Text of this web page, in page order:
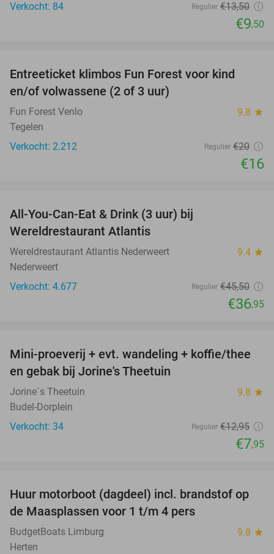
Verkocht: 84
Regulier €13,50
€9,50
Entreeticket klimbos Fun Forest voor kind
en/of volwassene (2 of 3 uur)
Fun Forest Venlo 9.8 star
Tegelen
Verkocht: 2.212
Regulier €20
€16
All-You-Can-Eat & Drink (3 uur) bij
Wereldrestaurant Atlantis
Wereldrestaurant Atlantis Nederweert 9.4 star
Nederweert
Verkocht: 4.677
Regulier €45,50
€36,95
39%
Mini-proeverij + evt. wandeling + koffie/thee
en gebak bij Jorine's Theetuin
Jorine´s Theetuin 9.8 star
Budel-Dorplein
Verkocht: 34
Regulier €12,95
€7,95
34%
Huur motorboot (dagdeel) incl. brandstof op
de Maasplassen voor 1 t/m 4 pers
BudgetBoats Limburg 9.8 star
Herten